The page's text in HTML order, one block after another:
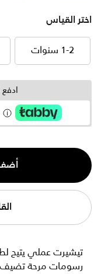
اختر القياس
1-2 سنوات 1-2 سنوات
ادفع
الكمية
1
تيشيرت عملي يتيح
رسومات مرحة تضيف